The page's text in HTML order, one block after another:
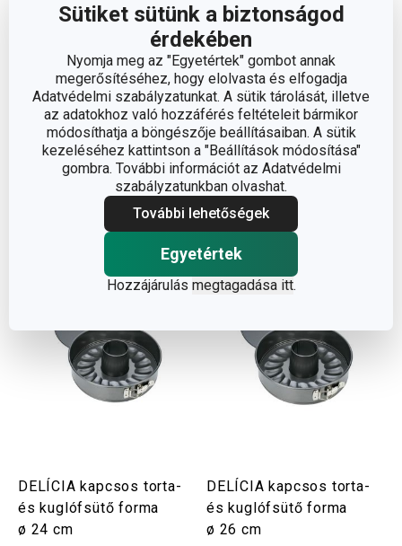
Sütiket sütünk a biztonságod
érdekében
Nyomja meg az "Egyetértek" gombot annak
megerősítéséhez, hogy elolvasta és elfogadja
Adatvédelmi szabályzatunkat. A sütik tárolását, illetve
az adatokhoz való hozzáférés feltételeit bármikor
módosíthatja a böngészője beállításaiban. A sütik
kezeléséhez kattintson a "Beállítások módosítása"
gombra. További információt az Adatvédelmi
szabályzatunkban olvashat.
További lehetőségek
Egyetértek
Hozzájárulás megtagadása itt.
-22 %
DELÍCIA 9 minikuglóf
sütőforma
17 100 Ft
13 190 Ft
Elérhető a webáruházban
11 márkaboltban elérhető
Kosárba
DELÍCIA kapcsos torta-
és kuglófsütő forma
ø 20 cm
8 740 Ft
Elérhető a webáruházban
Elérhető a 1 boltban
Kosárba
DELÍCIA kapcsos torta-
és kuglófsütő forma
ø 24 cm
DELÍCIA kapcsos torta-
és kuglófsütő forma
ø 26 cm